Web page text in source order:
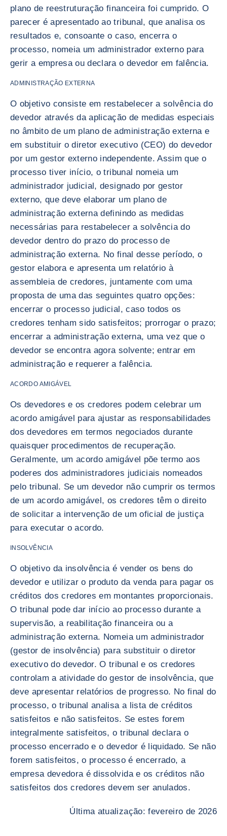
plano de reestruturação financeira foi cumprido. O
parecer é apresentado ao tribunal, que analisa os
resultados e, consoante o caso, encerra o
processo, nomeia um administrador externo para
gerir a empresa ou declara o devedor em falência.
ADMINISTRAÇÃO EXTERNA
O objetivo consiste em restabelecer a solvência do
devedor através da aplicação de medidas especiais
no âmbito de um plano de administração externa e
em substituir o diretor executivo (CEO) do devedor
por um gestor externo independente. Assim que o
processo tiver início, o tribunal nomeia um
administrador judicial, designado por gestor
externo, que deve elaborar um plano de
administração externa definindo as medidas
necessárias para restabelecer a solvência do
devedor dentro do prazo do processo de
administração externa. No final desse período, o
gestor elabora e apresenta um relatório à
assembleia de credores, juntamente com uma
proposta de uma das seguintes quatro opções:
encerrar o processo judicial, caso todos os
credores tenham sido satisfeitos; prorrogar o prazo;
encerrar a administração externa, uma vez que o
devedor se encontra agora solvente; entrar em
administração e requerer a falência.
ACORDO AMIGÁVEL
Os devedores e os credores podem celebrar um
acordo amigável para ajustar as responsabilidades
dos devedores em termos negociados durante
quaisquer procedimentos de recuperação.
Geralmente, um acordo amigável põe termo aos
poderes dos administradores judiciais nomeados
pelo tribunal. Se um devedor não cumprir os termos
de um acordo amigável, os credores têm o direito
de solicitar a intervenção de um oficial de justiça
para executar o acordo.
INSOLVÊNCIA
O objetivo da insolvência é vender os bens do
devedor e utilizar o produto da venda para pagar os
créditos dos credores em montantes proporcionais.
O tribunal pode dar início ao processo durante a
supervisão, a reabilitação financeira ou a
administração externa. Nomeia um administrador
(gestor de insolvência) para substituir o diretor
executivo do devedor. O tribunal e os credores
controlam a atividade do gestor de insolvência, que
deve apresentar relatórios de progresso. No final do
processo, o tribunal analisa a lista de créditos
satisfeitos e não satisfeitos. Se estes forem
integralmente satisfeitos, o tribunal declara o
processo encerrado e o devedor é liquidado. Se não
forem satisfeitos, o processo é encerrado, a
empresa devedora é dissolvida e os créditos não
satisfeitos dos credores devem ser anulados.
Última atualização: fevereiro de 2026